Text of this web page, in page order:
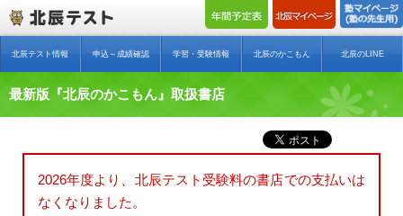
北辰テスト情報 申込～成績確認 学習・受験情報 北辰のかこもん 北辰のLINE
最新版『北辰のかこもん』取扱書店
2026年度より、北辰テスト受験料の書店での支払いは
なくなりました。